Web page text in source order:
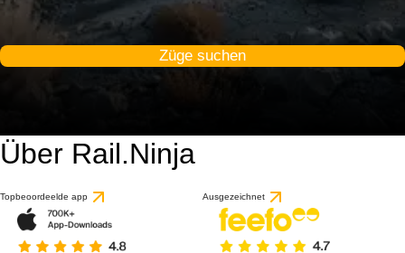
Züge suchen
Über Rail.Ninja
Topbeoordeelde app Ausgezeichnetbasierend auf 1